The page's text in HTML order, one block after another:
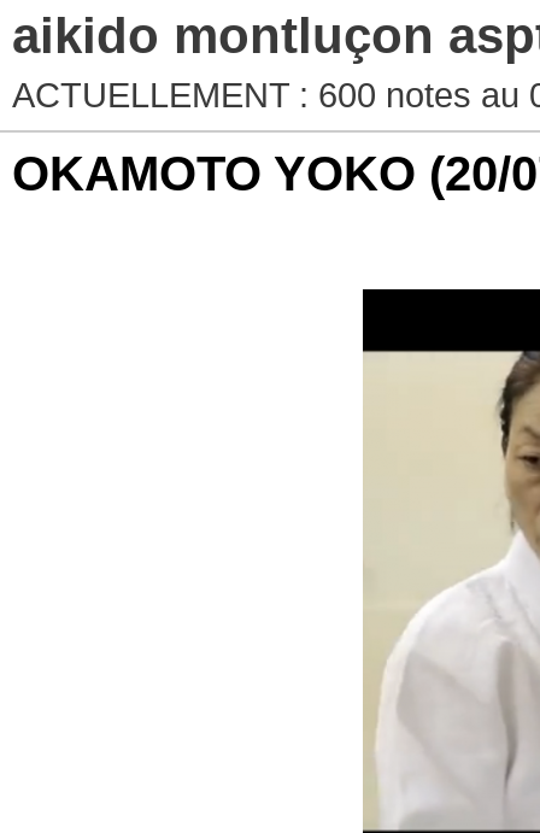
aikido montluçon
ACTUELLEMENT : 600 notes au
OKAMOTO YOKO (20/